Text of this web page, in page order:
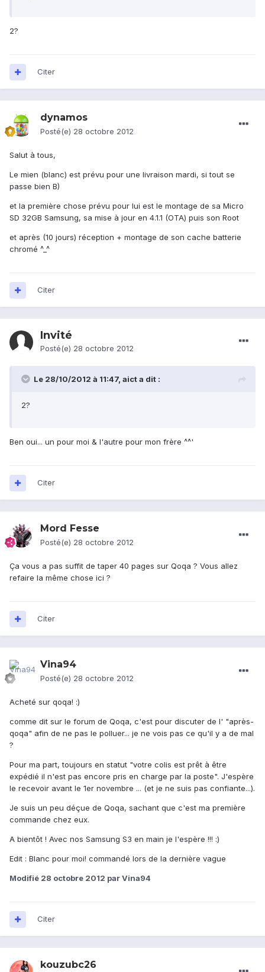
2?
Citer
dynamos
Posté(e) 28 octobre 2012
Salut à tous,
Le mien (blanc) est prévu pour une livraison mardi, si tout se
passe bien B)
et la première chose prévu pour lui est le montage de sa Micro
SD 32GB Samsung, sa mise à jour en 4.1.1 (OTA) puis son Root
et après (10 jours) réception + montage de son cache batterie
chromé ^_^
Citer
Invité
Posté(e) 28 octobre 2012
Le 28/10/2012 à 11:47, aict a dit :
2?
Ben oui... un pour moi & l'autre pour mon frère ^^'
Citer
Mord Fesse
Posté(e) 28 octobre 2012
Ça vous a pas suffit de taper 40 pages sur Qoqa ? Vous allez
refaire la même chose ici ?
Citer
Vina94
Posté(e) 28 octobre 2012
Acheté sur qoqa! :)
comme dit sur le forum de Qoqa, c'est pour discuter de l' "après-
qoqa" afin de ne pas le polluer... je ne vois pas ce qu'il y a de mal
?
Pour ma part, toujours en statut "votre colis est prêt à être
expédié il n'est pas encore pris en charge par la poste". J'espère
le recevoir avant le 1er novembre ... (et je ne suis pas confiante...).
Je suis un peu déçue de Qoqa, sachant que c'est ma première
commande chez eux.
A bientôt ! Avec nos Samsung S3 en main je l'espère !!! :)
Edit : Blanc pour moi! commandé lors de la dernière vague
Modifié 28 octobre 2012 par Vina94
Citer
kouzubc26